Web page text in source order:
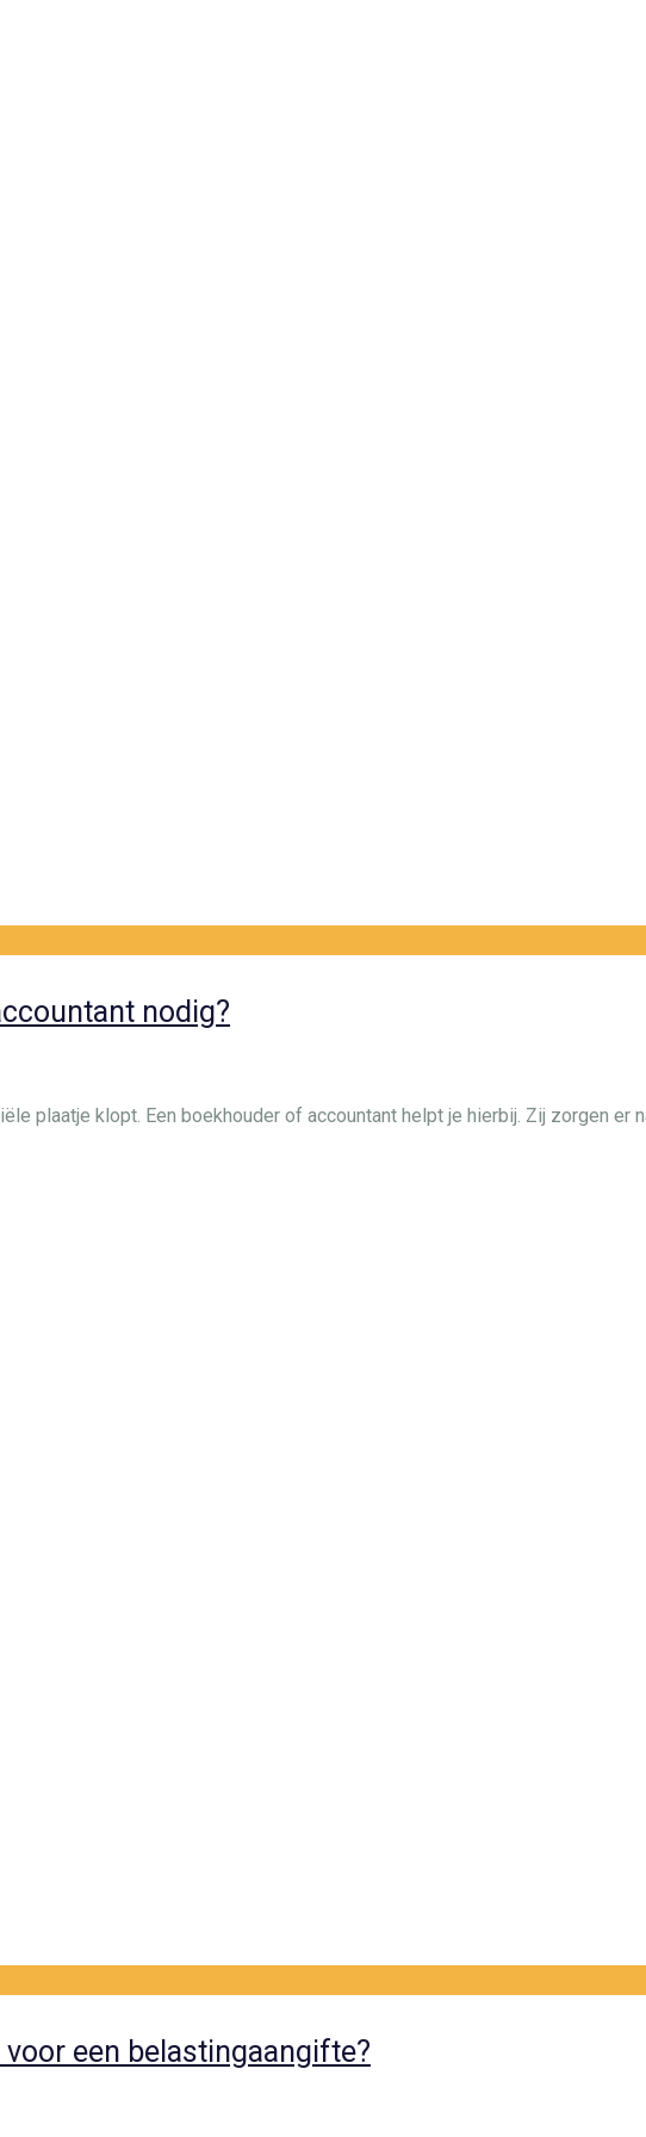
nodig?
plaatje klopt. Een boekhouder of accountant helpt je hierbij. Zij zorgen
een belastingaangifte?